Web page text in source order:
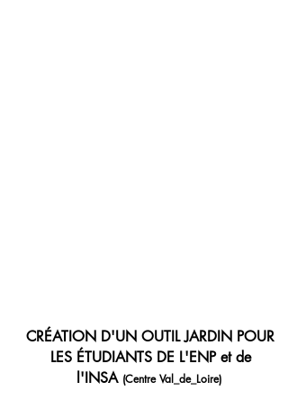
CRÉATION D'UN OUTIL JARDIN POUR
LES ÉTUDIANTS DE L'ENP et de
l'INSA (Centre Val_de_Loire)